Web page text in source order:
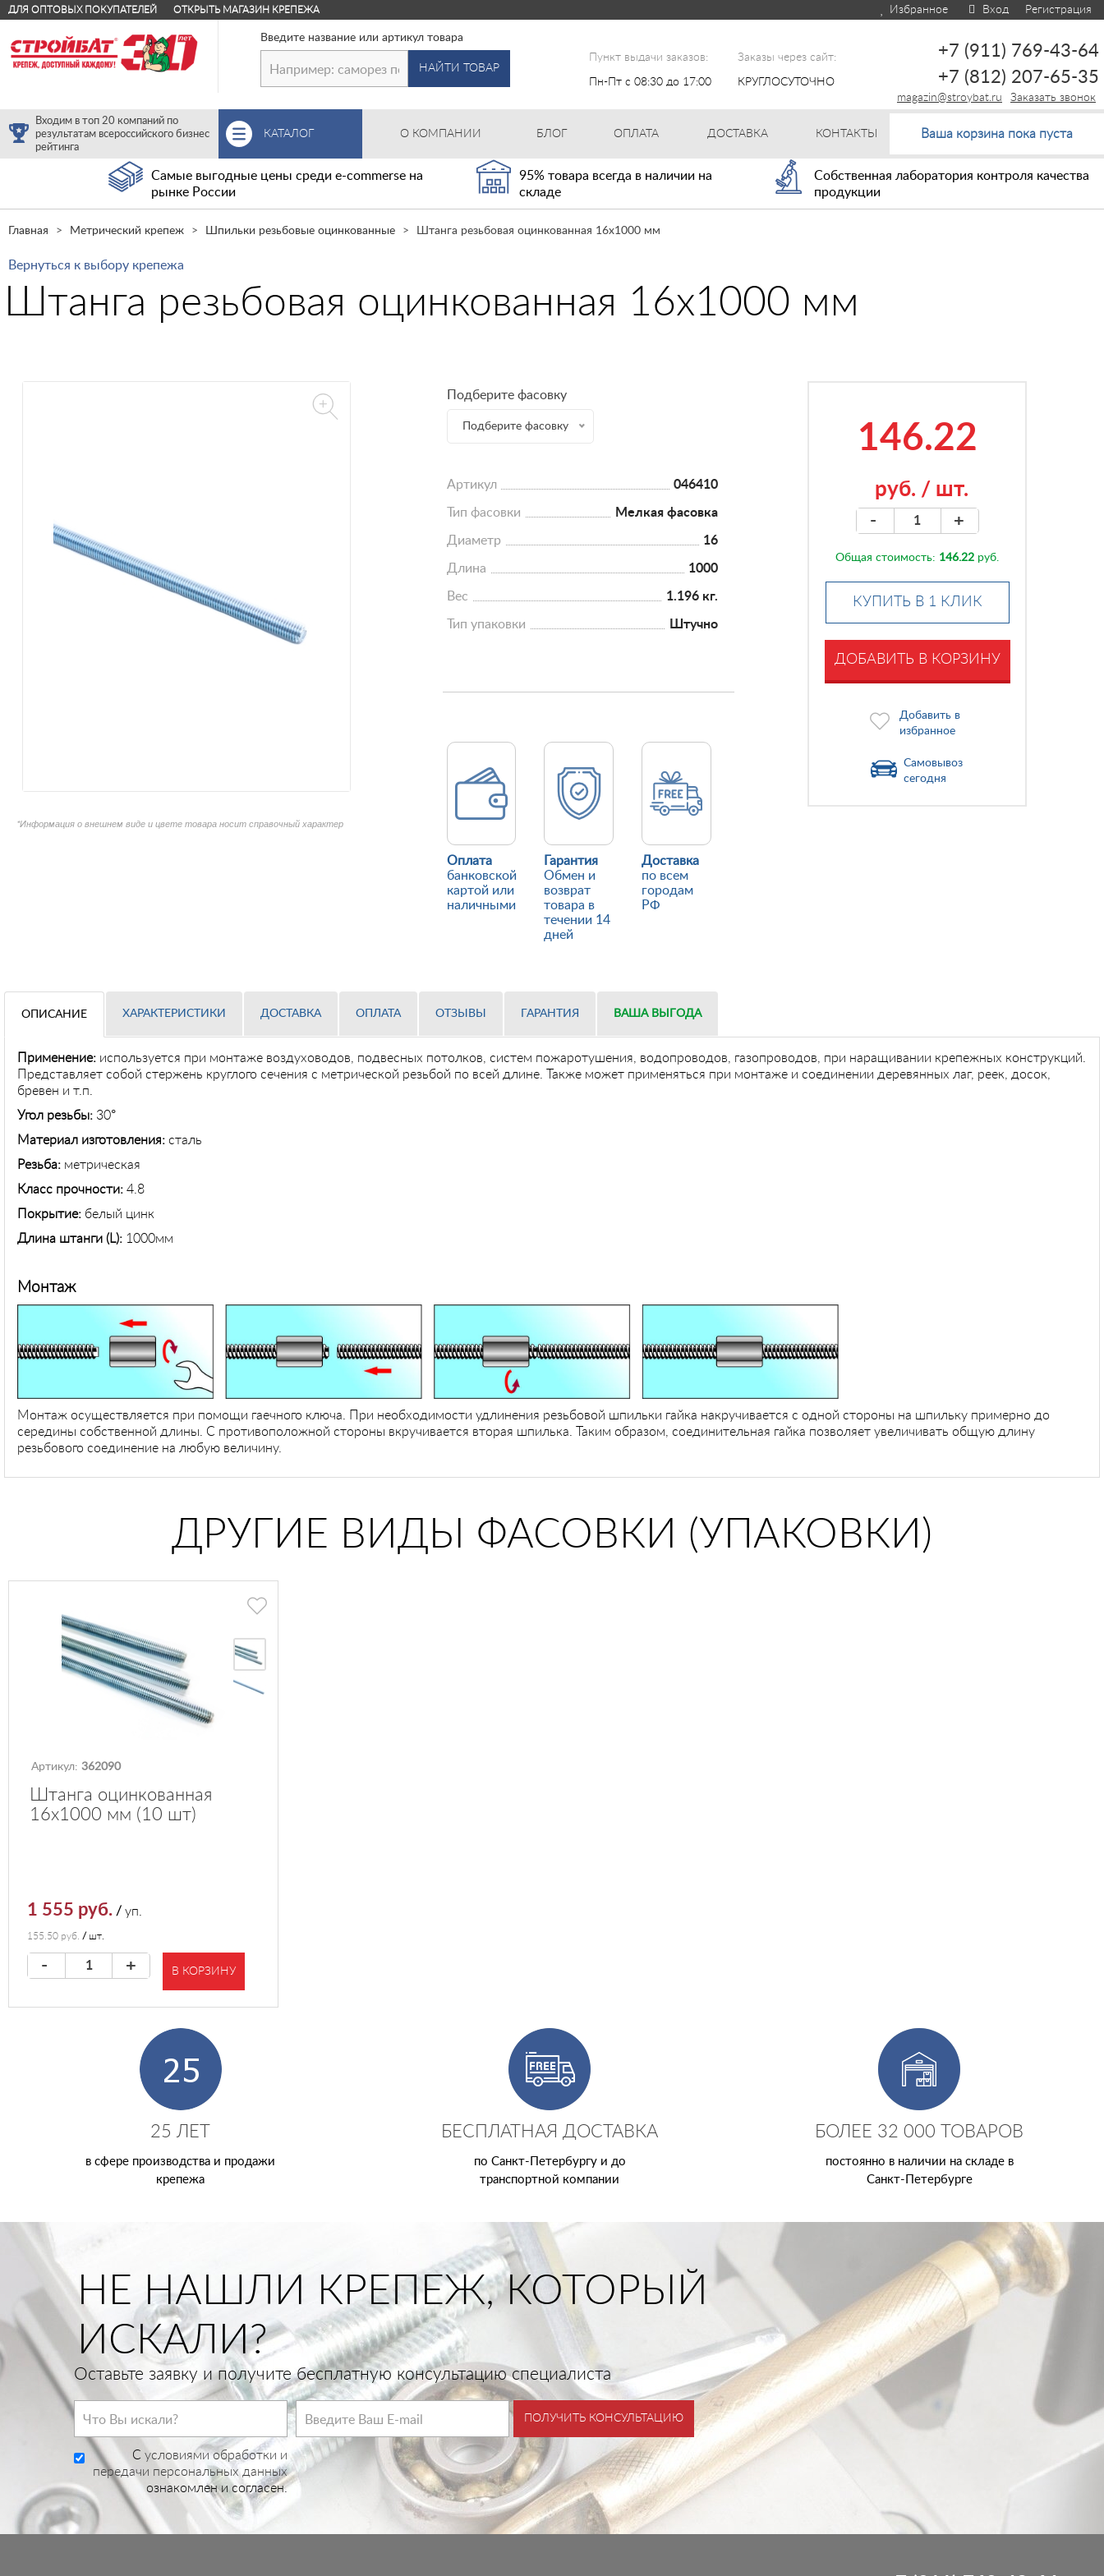
ДЛЯ ОПТОВЫХ ПОКУПАТЕЛЕЙ ОТКРЫТЬ МАГАЗИН КРЕПЕЖА Избранное Вход Регистрация
Введите название или артикул товара
НАЙТИ ТОВАР
Пункт выдачи заказов:
Пн-Пт с 08:30 до 17:00
Заказы через сайт:
КРУГЛОСУТОЧНО
+7 (911) 769-43-64
+7 (812) 207-65-35
Заказать звонок
magazin@stroybat.ru
Входим в топ 20 компаний по
результатам всероссийского бизнес
рейтинга
КАТАЛОГ О КОМПАНИИ БЛОГ ОПЛАТА ДОСТАВКА КОНТАКТЫ Ваша корзина пока пуста
Самые выгодные цены среди e-commerse на
рынке России
95% товара всегда в наличии на
складе
Собственная лаборатория контроля качества
продукции
Главная Метрический крепеж Шпильки резьбовые оцинкованные Штанга резьбовая оцинкованная 16х1000 мм
Вернуться к выбору крепежа
Штанга резьбовая оцинкованная 16х1000 мм
*Информация о внешнем виде и цвете товара носит справочный характер
Подберите фасовку
Подберите фасовку
Артикул 046410
Тип фасовки Мелкая фасовка
Диаметр 16
Длина 1000
Вес 1.196 кг.
Тип упаковки Штучно
Оплата
банковской
картой или
наличными
Гарантия
Обмен и
возврат
товара в
течении 14
дней
Доставка
по всем
городам
РФ
146.22
руб. / шт.
- +
Общая стоимость: 146.22 руб.
КУПИТЬ В 1 КЛИК
ДОБАВИТЬ В КОРЗИНУ
Добавить в
избранное
Самовывоз
сегодня
ОПИСАНИЕ ХАРАКТЕРИСТИКИ ДОСТАВКА ОПЛАТА ОТЗЫВЫ ГАРАНТИЯ ВАША ВЫГОДА
Применение: используется при монтаже воздуховодов, подвесных потолков, систем пожаротушения, водопроводов, газопроводов, при наращивании крепежных конструкций.
Представляет собой стержень круглого сечения с метрической резьбой по всей длине. Также может применяться при монтаже и соединении деревянных лаг, реек, досок,
бревен и т.п.
Угол резьбы: 30°
Материал изготовления: сталь
Резьба: метрическая
Класс прочности: 4.8
Покрытие: белый цинк
Длина штанги (L): 1000мм
Монтаж
Монтаж осуществляется при помощи гаечного ключа. При необходимости удлинения резьбовой шпильки гайка накручивается с одной стороны на шпильку примерно до
середины собственной длины. С противоположной стороны вкручивается вторая шпилька. Таким образом, соединительная гайка позволяет увеличивать общую длину
резьбового соединение на любую величину.
ДРУГИЕ ВИДЫ ФАСОВКИ (УПАКОВКИ)
Артикул:362090
Штанга оцинкованная
16х1000 мм (10 шт)
1 555 руб. /уп.
155.50 руб. / шт.
- + В КОРЗИНУ
25 ЛЕТ
в сфере производства и продажи
крепежа
БЕСПЛАТНАЯ ДОСТАВКА
по Санкт-Петербургу и до
транспортной компании
БОЛЕЕ 32 000 ТОВАРОВ
постоянно в наличии на складе в
Санкт-Петербурге
НЕ НАШЛИ КРЕПЕЖ, КОТОРЫЙ
ИСКАЛИ?
Оставьте заявку и получите бесплатную консультацию специалиста
C условиями обработки и
передачи персональных данных
ознакомлен и согласен.
ПОЛУЧИТЬ КОНСУЛЬТАЦИЮ